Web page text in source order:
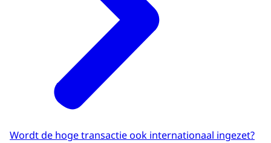
Wordt de hoge transactie ook internationaal ingezet?